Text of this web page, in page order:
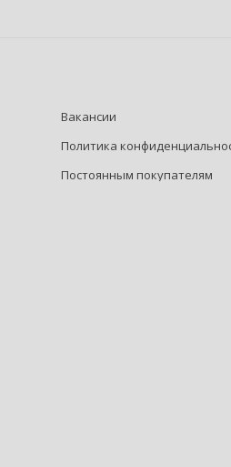
Вакансии
Политика
Постоянным покупателям